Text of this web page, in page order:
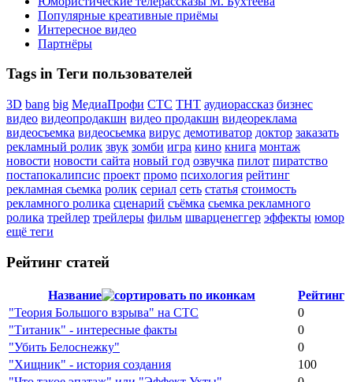
Популярные креативные приёмы
Интересное видео
Партнёры
Tags in Теги пользователей
3D bang big МедиаПрофи СТС ТНТ аудиорассказ бизнес
видео видеопродакшн видео продакшн видеореклама
видеосъемка видеосьемка вирус демотиватор доктор заказать
рекламный ролик звук зомби игра кино книга монтаж
новости новости сайта новый год озвучка пилот пиратство
постапокалипсис проект промо психология рейтинг
рекламная сьемка ролик сериал сеть статья стоимость
рекламного ролика сценарий съёмка сьемка рекламного
ролика трейлер трейлеры фильм шварценеггер эффекты юмор
ещё теги
Рейтинг статей
Название
Рейтинг
"Теория Большого взрыва" на СТС
0
"Титаник" - интересные факты
0
"Убить Белоснежку"
0
"Хищник" - история создания
100